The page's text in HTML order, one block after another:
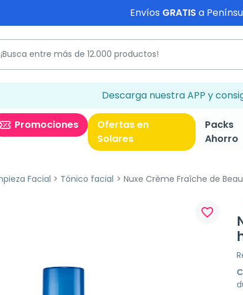
Envíos GRATIS a
Descarga nuestra APP y
Promociones
Ofertas en
Solares
Packs
Ahorro
Facial Tónico facial Nuxe Crème Fraîche de
favorite_border